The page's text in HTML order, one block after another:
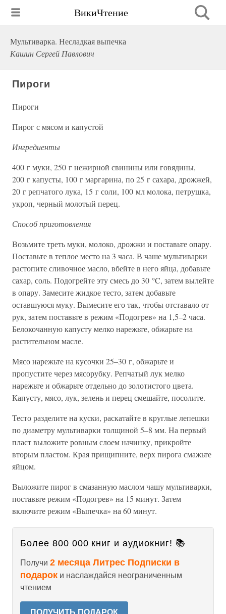
ВикиЧтение
Мультиварка. Несладкая выпечка
Кашин Сергей Павлович
Пироги
Пироги
Пирог с мясом и капустой
Ингредиенты
400 г муки, 250 г нежирной свинины или говядины,
200 г капусты, 100 г маргарина, по 25 г сахара, дрожжей,
20 г репчатого лука, 15 г соли, 100 мл молока, петрушка,
укроп, черный молотый перец.
Способ приготовления
Возьмите треть муки, молоко, дрожжи и поставьте опару.
Поставьте в теплое место на 3 часа. В чаше мультиварки
растопите сливочное масло, вбейте в него яйца, добавьте
сахар, соль. Подогрейте эту смесь до 30 °C, затем вылейте
в опару. Замесите жидкое тесто, затем добавьте
оставшуюся муку. Вымесите его так, чтобы отставало от
рук, затем поставьте в режим «Подогрев» на 1,5–2 часа.
Белокочанную капусту мелко нарежьте, обжарьте на
растительном масле.
Мясо нарежьте на кусочки 25–30 г, обжарьте и
пропустите через мясорубку. Репчатый лук мелко
нарежьте и обжарьте отдельно до золотистого цвета.
Капусту, мясо, лук, зелень и перец смешайте, посолите.
Тесто разделите на куски, раскатайте в круглые лепешки
по диаметру мультиварки толщиной 5–8 мм. На первый
пласт выложите ровным слоем начинку, прикройте
вторым пластом. Края прищипните, верх пирога смажьте
яйцом.
Выложите пирог в смазанную маслом чашу мультиварки,
поставьте режим «Подогрев» на 15 минут. Затем
включите режим «Выпечка» на 60 минут.
Более 800 000 книг и аудиокниг! 📚
Получи 2 месяца Литрес Подписки в
подарок и наслаждайся неограниченным
чтением
ПОЛУЧИТЬ ПОДАРОК